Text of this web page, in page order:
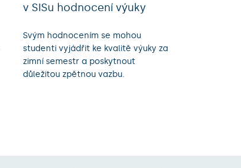
v SISu hodnocení výuky
Svým hodnocením se mohou
studenti vyjádřit ke kvalitě výuky za
zimní semestr a poskytnout
důležitou zpětnou vazbu.